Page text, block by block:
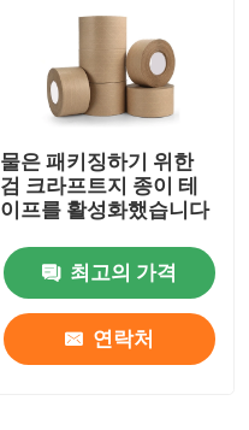
물은 패키징하기 위한
검 크라프트지 종이 테
이프를 활성화했습니다
최고의 가격
연락처